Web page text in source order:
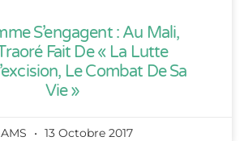
S’engagent : Au Mali,
Fait De « La Lutte
Le Combat De Sa
Vie »
13 Octobre 2017